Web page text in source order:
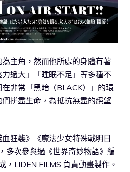
主角，然而他所處的身體有著
力過大」「睡眠不足」等多種不
非常「黑暗（BLACK）」的環
拼盡生命，為抵抗無盡的絕望
狂襲》《魔法少女特殊戰明日
多次參與過《世界奇妙物語》編
，LIDEN FILMS 負責動畫製作。